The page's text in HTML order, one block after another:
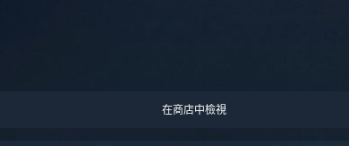
在商店中檢視